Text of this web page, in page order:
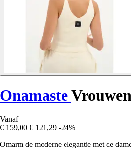
Onamaste
Vanaf
€ 159,00 € 121,29 -24%
Omarm de moderne elegantie met de